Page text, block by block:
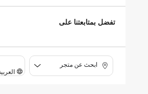
تفضل بمتابعتنا على
ابحث عن متجر